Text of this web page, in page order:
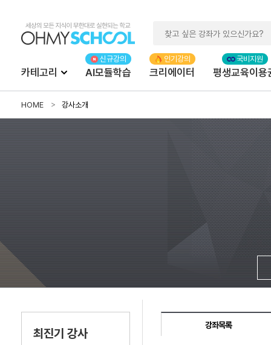
카테고리 AI모듈학습 크리에이터 평생교육이용
HOME 강사소개
최진기 강사
강좌목록